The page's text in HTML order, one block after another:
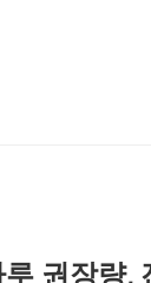
권장량,